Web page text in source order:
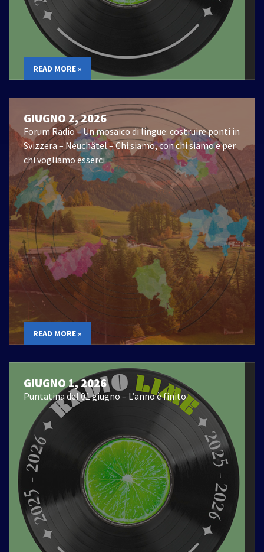
READ MORE »
GIUGNO 2, 2026
Forum Radio – Un mosaico di lingue: costruire ponti in
Svizzera – Neuchâtel – Chi siamo, con chi siamo e per
chi vogliamo esserci
READ MORE »
GIUGNO 1, 2026
Puntatina del 01 giugno – L’anno è finito